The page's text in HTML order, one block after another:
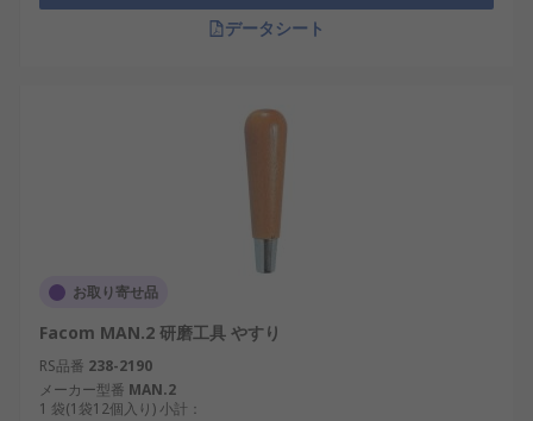
データシート
お取り寄せ品
Facom MAN.2 研磨工具 やすり
RS品番 238-2190
メーカー型番 MAN.2
1 袋(1袋12個入り) 小計：